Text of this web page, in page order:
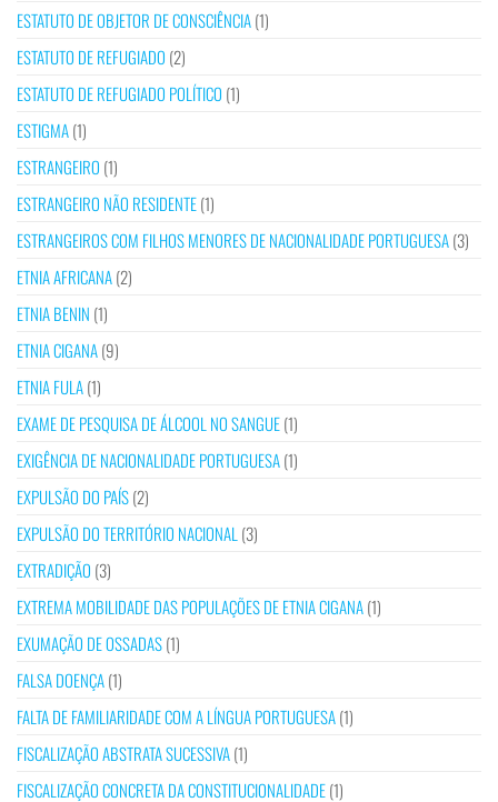
ESTATUTO DE OBJETOR DE CONSCIÊNCIA(1)
ESTATUTO DE REFUGIADO (2)
ESTATUTO DE REFUGIADO POLÍTICO (1)
ESTIGMA(1)
ESTRANGEIRO (1)
ESTRANGEIRO NÃO RESIDENTE(1)
ESTRANGEIROS COM FILHOS MENORES DE NACIONALIDADE PORTUGUESA(3)
ETNIA AFRICANA(2)
ETNIA BENIN (1)
ETNIA CIGANA(9)
ETNIA FULA(1)
EXAME DE PESQUISA DE ÁLCOOL NO SANGUE(1)
EXIGÊNCIA DE NACIONALIDADE PORTUGUESA(1)
EXPULSÃO DO PAÍS(2)
EXPULSÃO DO TERRITÓRIO NACIONAL (3)
EXTRADIÇÃO (3)
EXTREMA MOBILIDADE DAS POPULAÇÕES DE ETNIA CIGANA(1)
EXUMAÇÃO DE OSSADAS(1)
FALSA DOENÇA(1)
FALTA DE FAMILIARIDADE COM A LÍNGUA PORTUGUESA(1)
FISCALIZAÇÃO ABSTRATA SUCESSIVA(1)
FISCALIZAÇÃO CONCRETA DA CONSTITUCIONALIDADE(1)